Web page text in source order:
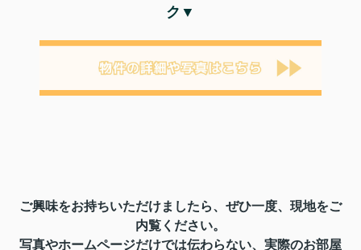
ク▼
ご興味をお持ちいただけましたら、ぜひ一度、 現地をご
内覧ください。
写真やホームページだけでは伝わらない、実際のお部屋